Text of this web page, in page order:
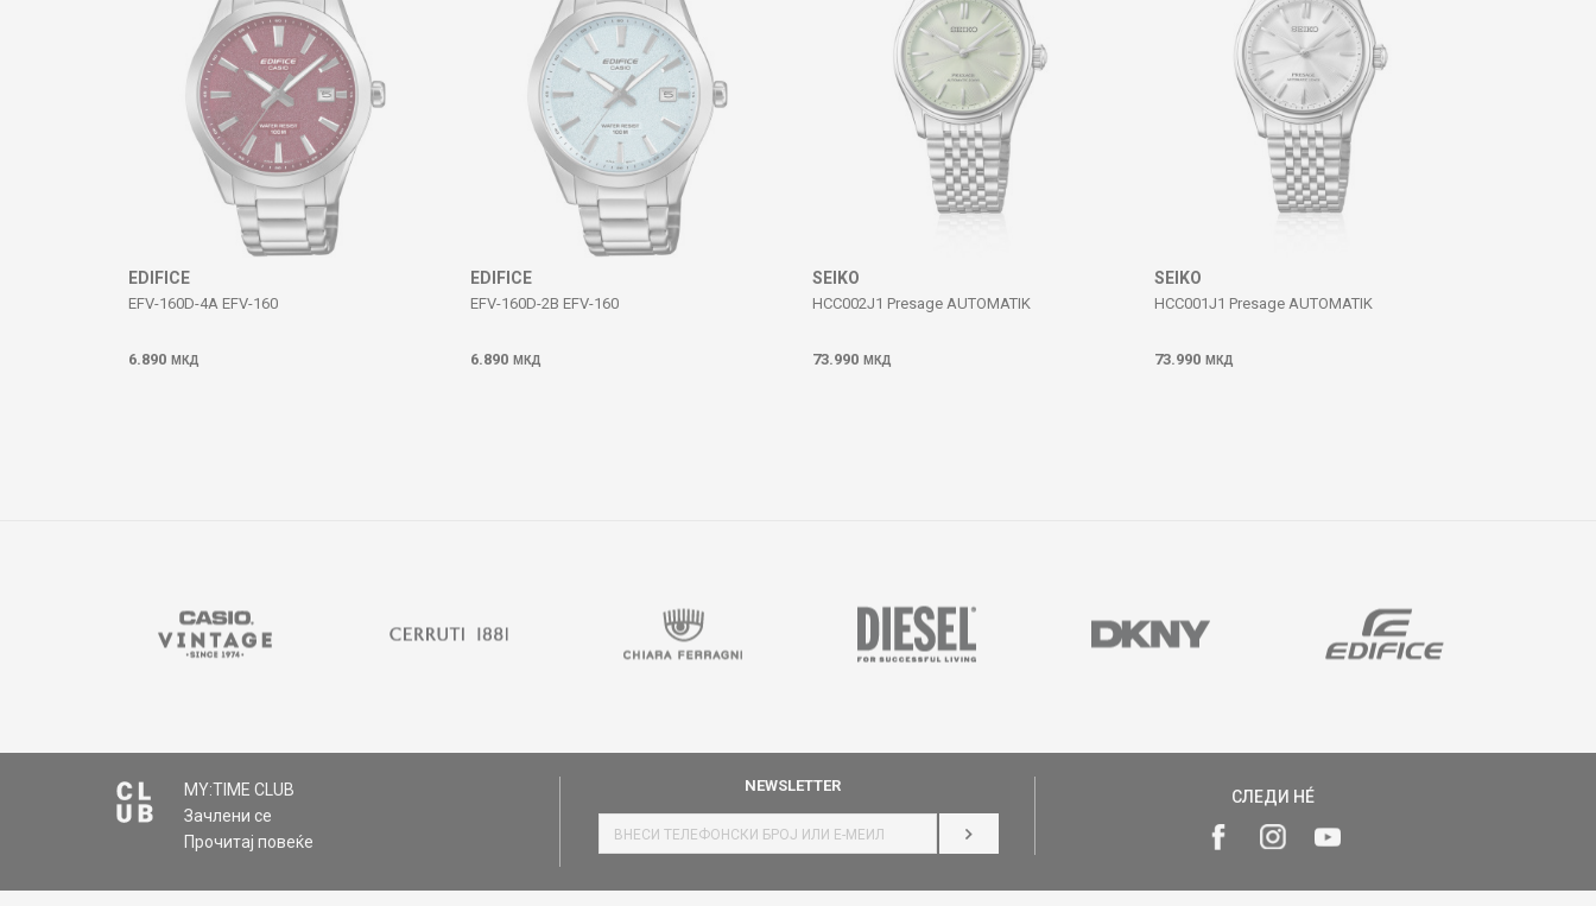
EDIFICE
EFV-160D-4A EFV-160
6.890 МКД
EDIFICE
EFV-160D-2B EFV-160
6.890 МКД
SEIKO
HCC002J1 Presage AUTOMATIK
73.990 МКД
SEIKO
HCC001J1 Presage AUTOMATIK
73.990 МКД
MY:TIME CLUB
Зачлени се
Прочитај повеќе
NEWSLETTER
НАЈАВИ СЕ
СЛЕДИ НÉ